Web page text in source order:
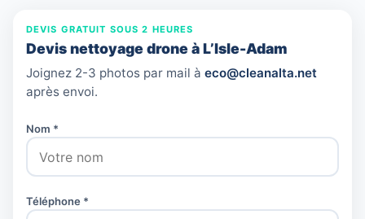
DEVIS GRATUIT SOUS 2 HEURES
Devis nettoyage drone à L’Isle-Adam
Joignez 2-3 photos par mail à eco@cleanalta.net
après envoi.
Nom *
Téléphone *